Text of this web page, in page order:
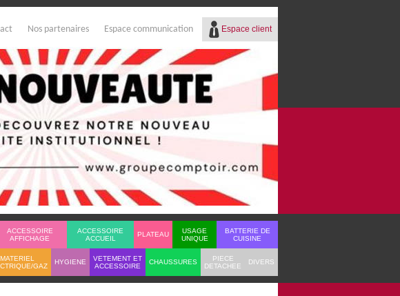
Nos partenaires Espace communication Espace client
Réf.
Identifiant
Mot de passe
ACCESSOIRE
AFFICHAGE
ACCESSOIRE
ACCUEIL
PLATEAU
USAGE
UNIQUE
BATTERIE DE
CUISINE
MATERIEL
GAZ
HYGIENE
VETEMENT ET
ACCESSOIRE
CHAUSSURES
PIECE
DETACHEE
DIVERS